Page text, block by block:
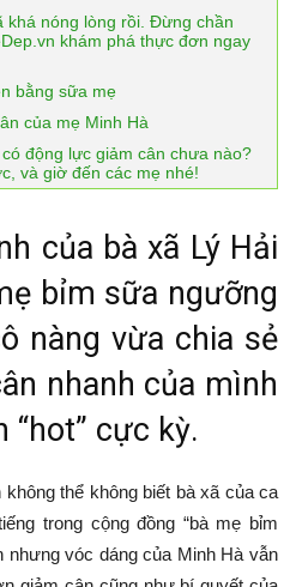
khá nóng lòng rồi. Đừng chần
khám phá thực đơn ngay
bằng sữa mẹ
của mẹ Minh Hà
động lực giảm cân chưa nào?
và giờ đến các mẹ nhé!
của bà xã Lý Hải
bỉm sữa ngưỡng
nàng vừa chia sẻ
nhanh của mình
cực kỳ.
thể không biết bà xã của ca
trong cộng đồng “bà mẹ bỉm
vóc dáng của Minh Hà vẫn